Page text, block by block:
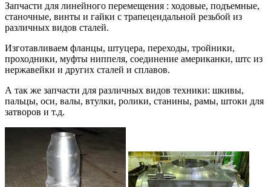
Запчасти для линейного перемещения : ходовые, подъемные,
станочные, винты и гайки с трапецеидальной резьбой из
различных видов сталей.
Изготавливаем фланцы, штуцера, переходы, тройники,
проходники, муфты ниппеля, соединение американки, штс из
нержавейки и других сталей и сплавов.
А так же запчасти для различных видов техники: шкивы,
пальцы, оси, валы, втулки, ролики, станины, рамы, штоки для
затворов и т.д.